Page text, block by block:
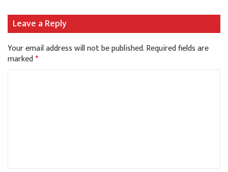
Leave a Reply
Your email address will not be published.Required fields are
marked*